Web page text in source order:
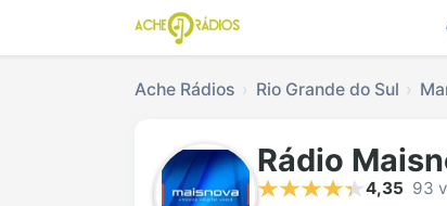
Ache Rádios Rio Grande do Sul
Rádio
4,35 93